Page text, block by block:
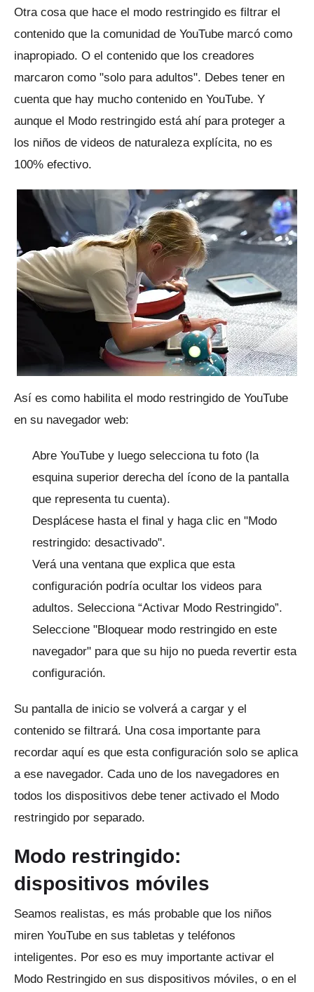
Otra cosa que hace el modo restringido es filtrar el
contenido que la comunidad de YouTube marcó como
inapropiado. O el contenido que los creadores
marcaron como "solo para adultos". Debes tener en
cuenta que hay mucho contenido en YouTube. Y
aunque el Modo restringido está ahí para proteger a
los niños de videos de naturaleza explícita, no es
100% efectivo.
Así es como habilita el modo restringido de YouTube
en su navegador web:
Abre YouTube y luego selecciona tu foto (la
esquina superior derecha del ícono de la pantalla
que representa tu cuenta).
Desplácese hasta el final y haga clic en "Modo
restringido: desactivado".
Verá una ventana que explica que esta
configuración podría ocultar los videos para
adultos. Selecciona “Activar Modo Restringido”.
Seleccione "Bloquear modo restringido en este
navegador" para que su hijo no pueda revertir esta
configuración.
Su pantalla de inicio se volverá a cargar y el
contenido se filtrará. Una cosa importante para
recordar aquí es que esta configuración solo se aplica
a ese navegador. Cada uno de los navegadores en
todos los dispositivos debe tener activado el Modo
restringido por separado.
Modo restringido:
dispositivos móviles
Seamos realistas, es más probable que los niños
miren YouTube en sus tabletas y teléfonos
inteligentes. Por eso es muy importante activar el
Modo Restringido en sus dispositivos móviles, o en el